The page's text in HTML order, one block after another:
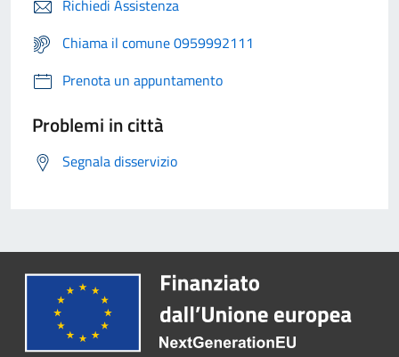
Richiedi Assistenza
Chiama il comune 0959992111
Prenota un appuntamento
Problemi in città
Segnala disservizio